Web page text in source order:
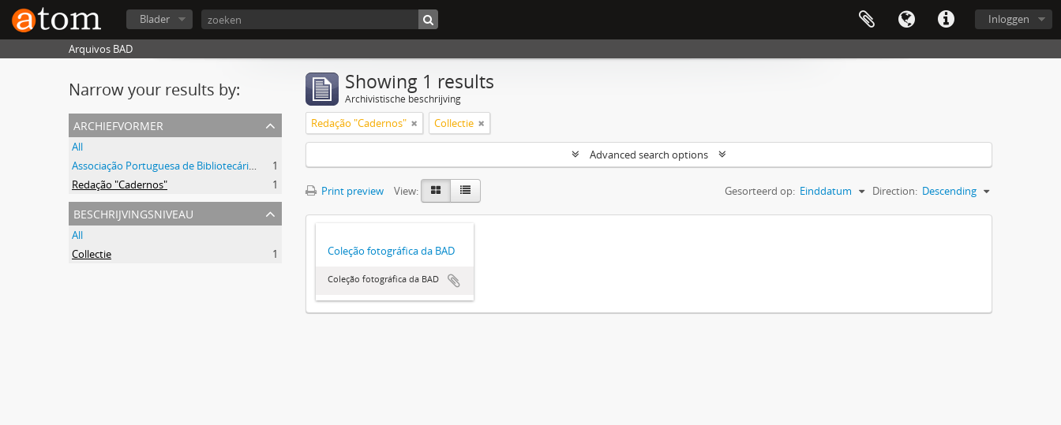
Inloggen
Blader
Arquivos BAD
Narrow your results by:
archiefvormer
All
Associação Portuguesa de Bibliotecários, Arquivistas, Profissionais da Informação e Documentação
1
Redação "Cadernos"
1
beschrijvingsniveau
All
Collectie
1
Showing 1 results
Archivistische beschrijving
Redação "Cadernos" Collectie
Advanced search options
Print preview View: Gesorteerd op: Einddatum Direction: Descending
Coleção fotográfica da BAD
Coleção fotográfica da BAD